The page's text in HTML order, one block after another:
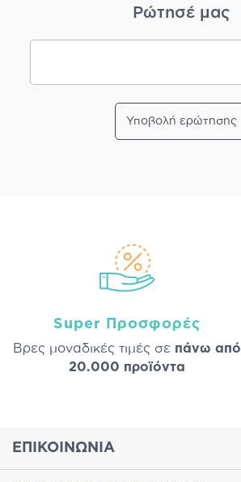
Ρώτησέ μας
Υποβολή ερώτησης
Super Προσφορές
Βρες μοναδικές τιμές σε πάνω από
20.000 προϊόντα
ΕΠΙΚΟΙΝΩΝΙΑ